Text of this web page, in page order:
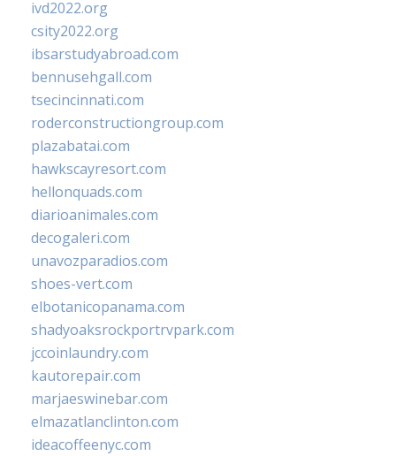
ivd2022.org
csity2022.org
ibsarstudyabroad.com
bennusehgall.com
tsecincinnati.com
roderconstructiongroup.com
plazabatai.com
hawkscayresort.com
hellonquads.com
diarioanimales.com
decogaleri.com
unavozparadios.com
shoes-vert.com
elbotanicopanama.com
shadyoaksrockportrvpark.com
jccoinlaundry.com
kautorepair.com
marjaeswinebar.com
elmazatlanclinton.com
ideacoffeenyc.com